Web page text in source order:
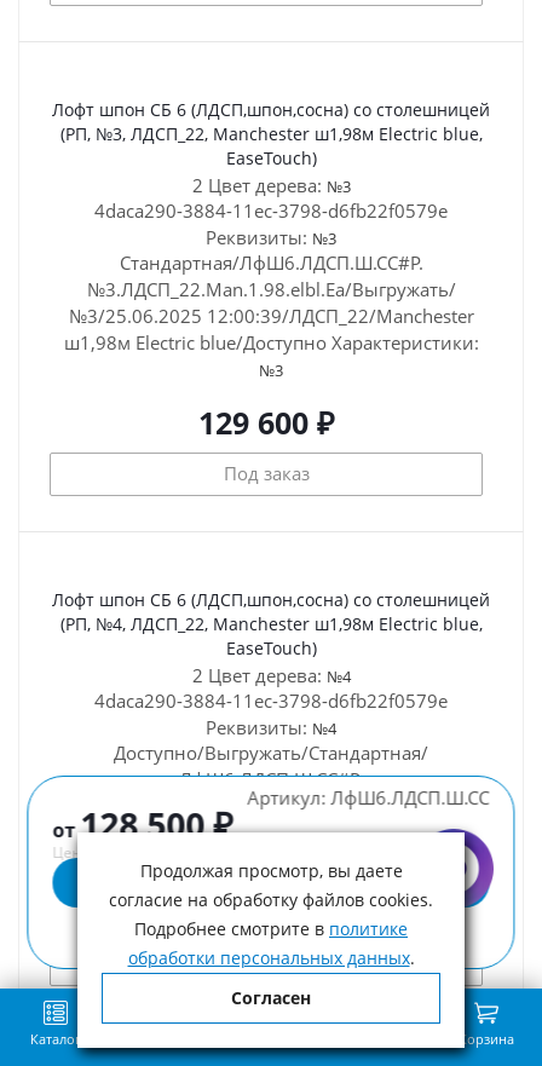
Артикул: ЛфШ6.ЛДСП.Ш.СС
от128 500 ₽
Цена с учетом НДС
Выбрать комплектацию
Лофт шпон СБ 6 (ЛДСП,шпон,сосна) со столешницей
(РП, №3, ЛДСП_22, Manchester ш1,98м Electric blue,
EaseTouch)
2 Цвет дерева: №3
4daca290-3884-11ec-3798-d6fb22f0579e
Реквизиты: №3
Стандартная/ЛфШ6.ЛДСП.Ш.СС#Р.
№3.ЛДСП_22.Man.1.98.elbl.Ea/Выгружать/
№3/25.06.2025 12:00:39/ЛДСП_22/Manchester
ш1,98м Electric blue/Доступно Характеристики:
№3
129 600 ₽
Под заказ
Лофт шпон СБ 6 (ЛДСП,шпон,сосна) со столешницей
(РП, №4, ЛДСП_22, Manchester ш1,98м Electric blue,
EaseTouch)
2 Цвет дерева: №4
4daca290-3884-11ec-3798-d6fb22f0579e
Реквизиты: №4
Доступно/Выгружать/Стандартная/
ЛфШ6.ЛДСП.Ш.СС#Р.
№4.ЛДСП_22.Man.1.98.elbl.Ea/№4/Manchester
ш1,98м Electric blue/25.06.2025 12:00:40/ЛДСП_22
129 600 ₽
Под заказ
Каталог Корзина
Продолжая просмотр, вы даете
согласие на обработку файлов cookies.
Подробнее смотрите в политике
обработки персональных данных.
Согласен